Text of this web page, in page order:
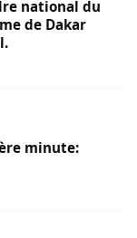
national du
de Dakar
minute: